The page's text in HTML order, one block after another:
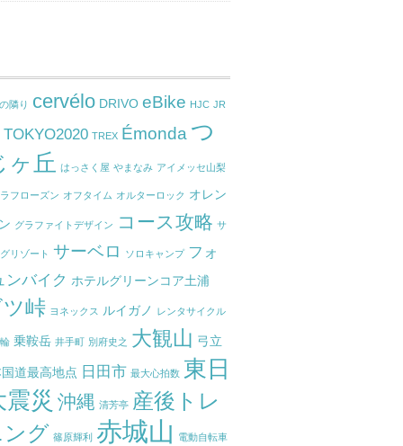
隣り cervélo DRIVO eBike HJC JR
TOKYO2020 TREX Émonda つ
ヶ丘
はっさく屋 やまなみ アイメッセ山梨
フローズン オフタイム オルターロック オレン
グラファイトデザイン コース攻略 サ
リゾート サーベロ ソロキャンプ フォ
ンバイク ホテルグリーンコア土浦
峠 ヨネックス ルイガノ レンタサイクル
乗鞍岳 井手町 別府史之 大観山 弓立
国道最高地点 日田市 最大心拍数 東日
震災 沖縄 清芳亭 産後トレ
ング 篠原輝利 赤城山 電動自転車